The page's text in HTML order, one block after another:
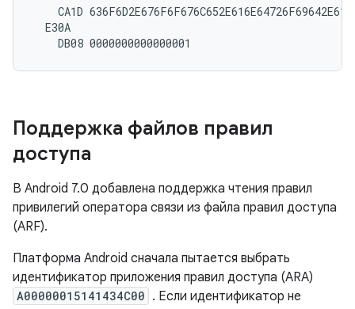
CA1D
  E30A
Поддержка файлов правил
доступа
В Android 7.0 добавлена ​​поддержка чтения правил
привилегий оператора связи из файла правил доступа
(ARF).
Платформа Android сначала пытается выбрать
идентификатор приложения правил доступа (ARA)
A00000015141434C00 . Если идентификатор не